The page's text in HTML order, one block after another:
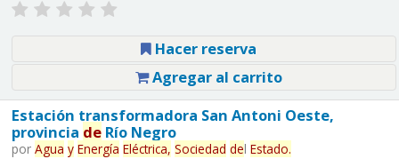
Hacer reserva
Agregar al carrito
Estación transformadora San Antoni Oeste,
provincia deRío Negro
por Agua y Energía Eléctrica, Sociedad del Estado.